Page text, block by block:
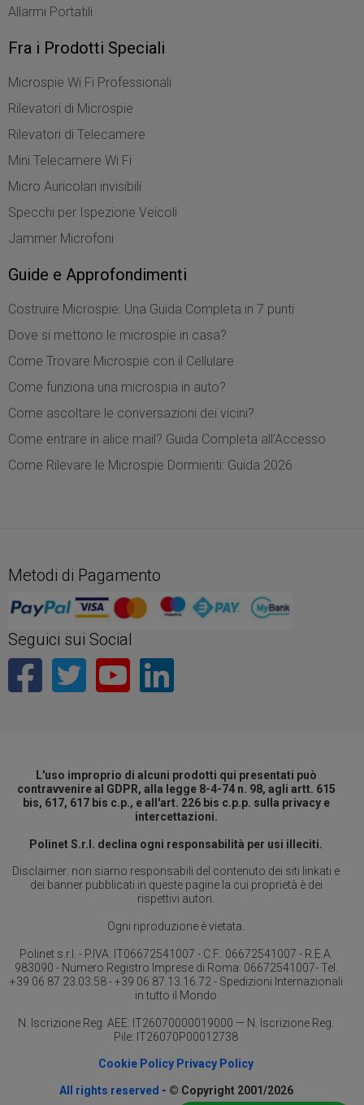
Allarmi Portatili
Fra i Prodotti Speciali
Microspie Wi Fi Professionali
Rilevatori di Microspie
Rilevatori di Telecamere
Mini Telecamere Wi Fi
Micro Auricolari invisibili
Specchi per Ispezione Veicoli
Jammer Microfoni
Guide e Approfondimenti
Costruire Microspie: Una Guida Completa in 7 punti
Dove si mettono le microspie in casa?
Come Trovare Microspie con il Cellulare
Come funziona una microspia in auto?
Come ascoltare le conversazioni dei vicini?
Come entrare in alice mail? Guida Completa all’Accesso
Come Rilevare le Microspie Dormienti: Guida 2026
Metodi di Pagamento
Seguici sui Social
L'uso improprio di alcuni prodotti qui presentati può
contravvenire al GDPR, alla legge 8-4-74 n. 98, agli artt. 615
bis, 617, 617 bis c.p., e all'art. 226 bis c.p.p. sulla privacy e
intercettazioni.
Polinet S.r.l. declina ogni responsabilità per usi illeciti.
Disclaimer: non siamo responsabili del contenuto dei siti linkati e
dei banner pubblicati in queste pagine la cui proprietà è dei
rispettivi autori.
Ogni riproduzione è vietata.
Polinet s.r.l. - P.IVA: IT06672541007 - C.F.: 06672541007 - R.E.A.
983090 - Numero Registro Imprese di Roma: 06672541007- Tel.
+39 06 87.23.03.58 - +39 06 87.13.16.72 - Spedizioni Internazionali
in tutto il Mondo
N. Iscrizione Reg. AEE: IT26070000019000 — N. Iscrizione Reg.
Pile: IT26070P00012738
Cookie Policy Privacy Policy
All rights reserved - © Copyright 2001/2026